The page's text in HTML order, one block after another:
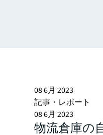
08 6月 2023
記事・レポート
08 6月 2023
物流倉庫の